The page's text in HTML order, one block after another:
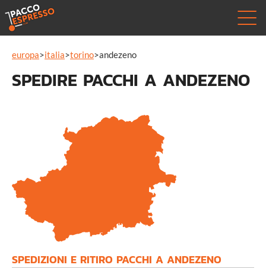
europa>italia>torino>andezeno
SPEDIRE PACCHI A ANDEZENO
SPEDIZIONI E RITIRO PACCHI A ANDEZENO